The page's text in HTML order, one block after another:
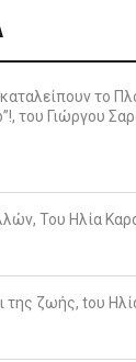
το
του Γιώργου
Του Ηλία
της ζωής, tου